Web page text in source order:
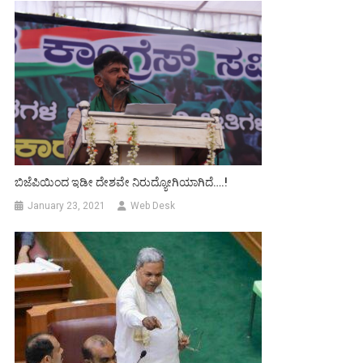
ಬಿಜೆಪಿಯಿಂದ ಇಡೀ ದೇಶವೇ ನಿರುದ್ಯೋಗಿಯಾಗಿದೆ….!
January 23, 2021 Web Desk